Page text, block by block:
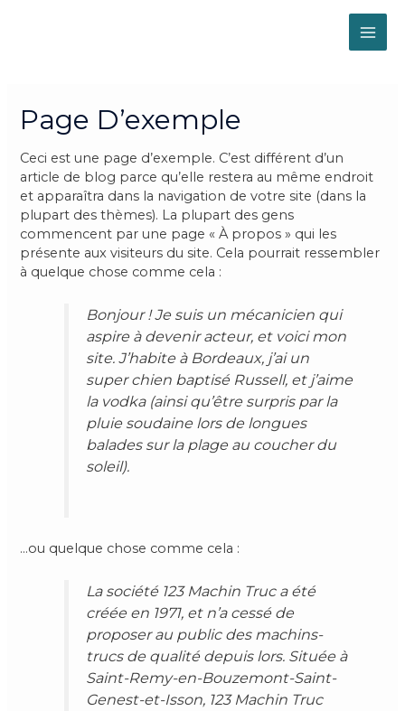
Page D’exemple
Ceci est une page d’exemple. C’est différent d’un
article de blog parce qu’elle restera au même endroit
et apparaîtra dans la navigation de votre site (dans la
plupart des thèmes). La plupart des gens
commencent par une page « À propos » qui les
présente aux visiteurs du site. Cela pourrait ressembler
à quelque chose comme cela :
Bonjour ! Je suis un mécanicien qui
aspire à devenir acteur, et voici mon
site. J’habite à Bordeaux, j’ai un
super chien baptisé Russell, et j’aime
la vodka (ainsi qu’être surpris par la
pluie soudaine lors de longues
balades sur la plage au coucher du
soleil).
…ou quelque chose comme cela :
La société 123 Machin Truc a été
créée en 1971, et n’a cessé de
proposer au public des machins-
trucs de qualité depuis lors. Située à
Saint-Remy-en-Bouzemont-Saint-
Genest-et-Isson, 123 Machin Truc